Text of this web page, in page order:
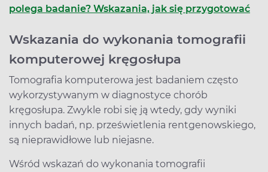
polega badanie? Wskazania, jak się przygotować
Wskazania do wykonania tomografii
komputerowej kręgosłupa
Tomografia komputerowa jest badaniem często
wykorzystywanym w diagnostyce chorób
kręgosłupa. Zwykle robi się ją wtedy, gdy wyniki
innych badań, np. prześwietlenia rentgenowskiego,
są nieprawidłowe lub niejasne.
Wśród wskazań do wykonania tomografii